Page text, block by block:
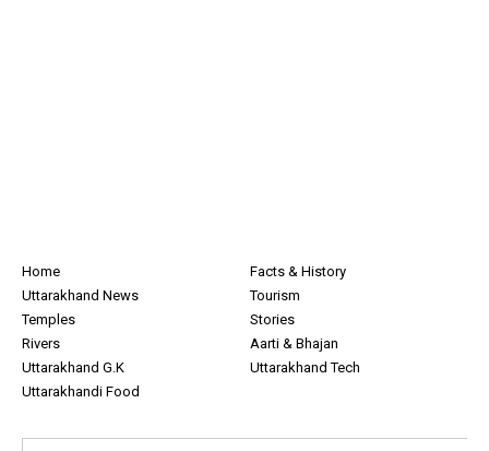
Home
Facts & History
Uttarakhand News
Tourism
Temples
Stories
Rivers
Aarti & Bhajan
Uttarakhand G.K
Uttarakhand Tech
Uttarakhandi Food